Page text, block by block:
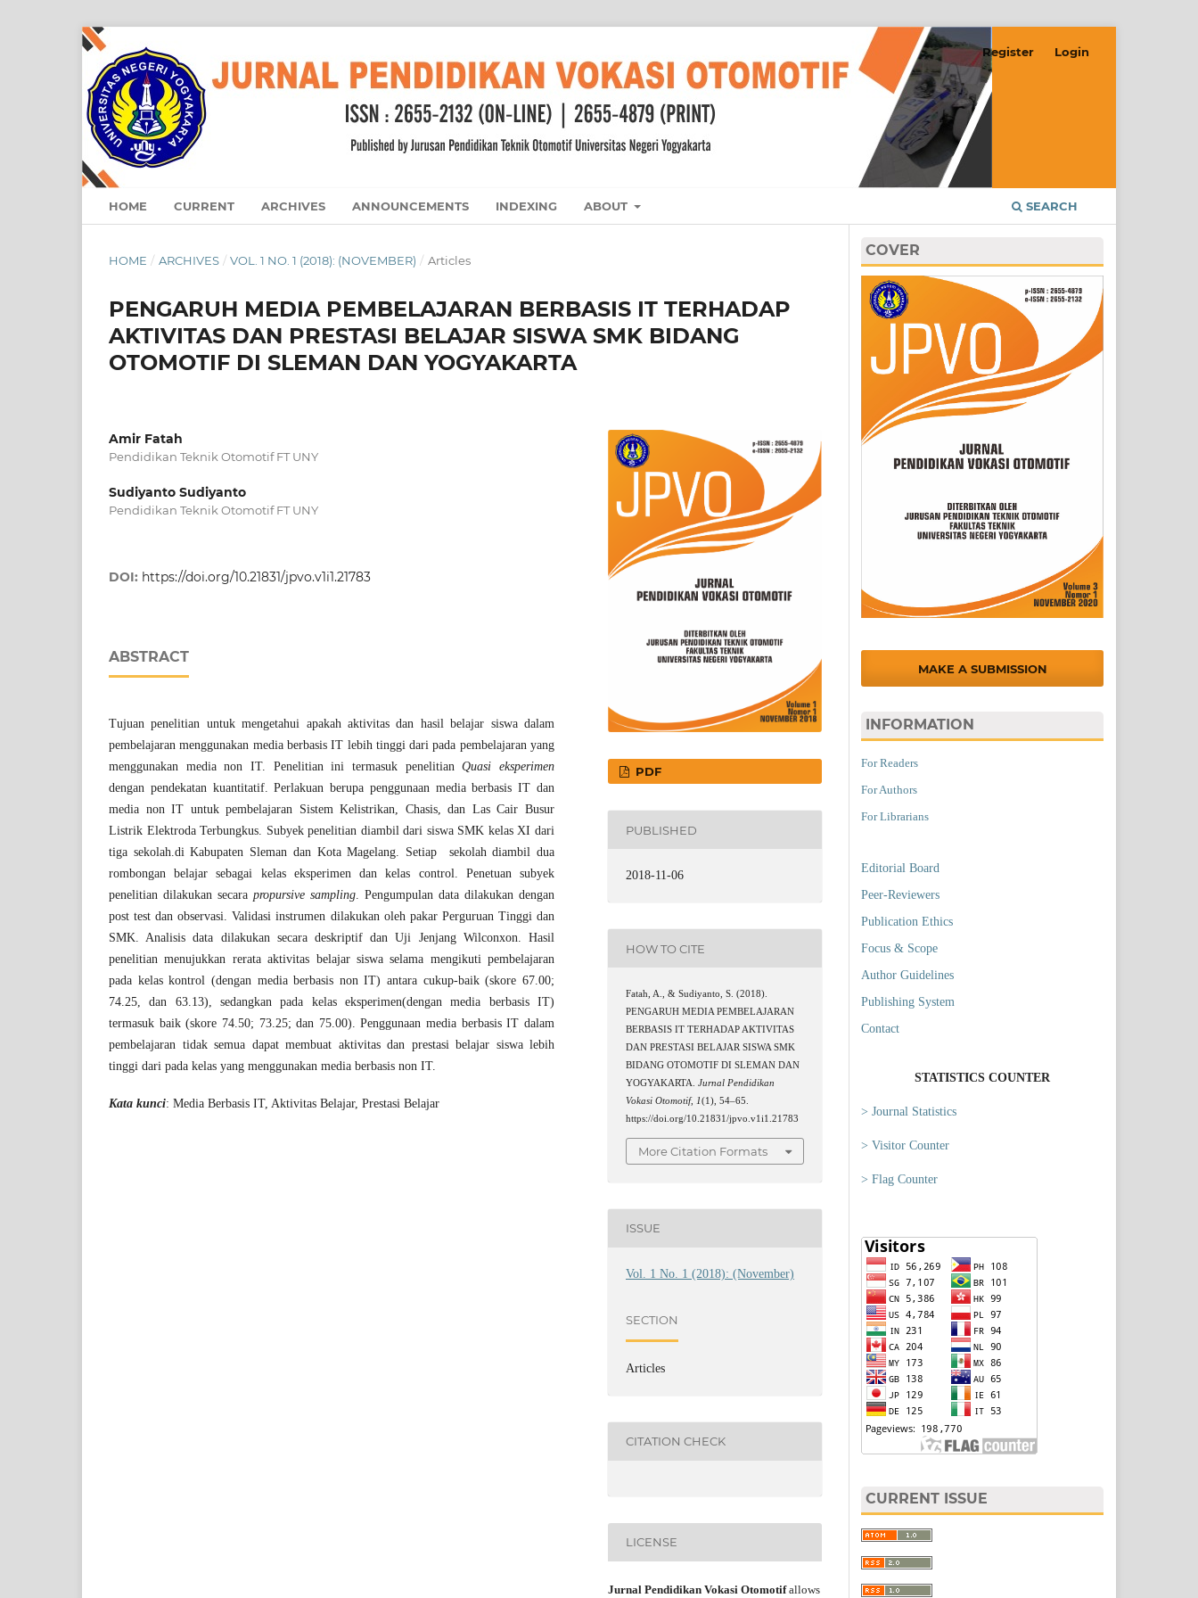
HOME CURRENT ARCHIVES ANNOUNCEMENTS INDEXING ABOUT SEARCH
Register Login
HOME / ARCHIVES / VOL. 1 NO. 1 (2018): (NOVEMBER) / Articles
PENGARUH MEDIA PEMBELAJARAN BERBASIS IT TERHADAP
AKTIVITAS DAN PRESTASI BELAJAR SISWA SMK BIDANG
OTOMOTIF DI SLEMAN DAN YOGYAKARTA
Amir Fatah
Pendidikan Teknik Otomotif FT UNY
Sudiyanto Sudiyanto
Pendidikan Teknik Otomotif FT UNY
DOI: https://doi.org/10.21831/jpvo.v1i1.21783
ABSTRACT
Tujuan penelitian untuk mengetahui apakah aktivitas dan hasil belajar siswa dalam
pembelajaran menggunakan media berbasis IT lebih tinggi dari pada pembelajaran yang
menggunakan media non IT. Penelitian ini termasuk penelitianQuasi eksperimen
dengan pendekatan kuantitatif. Perlakuan berupa penggunaan media berbasis IT dan
media non IT untuk pembelajaran Sistem Kelistrikan, Chasis, dan Las Cair Busur
Listrik Elektroda Terbungkus. Subyek penelitian diambil dari siswa SMK kelas XI dari
tiga sekolah.di Kabupaten Sleman dan Kota Magelang. Setiap sekolah diambil dua
rombongan belajar sebagai kelas eksperimen dan kelas control. Penetuan subyek
penelitian dilakukan secara propursive sampling. Pengumpulan data dilakukan dengan
post test dan observasi. Validasi instrumen dilakukan oleh pakar Perguruan Tinggi dan
SMK. Analisis data dilakukan secara deskriptif dan Uji Jenjang Wilconxon. Hasil
penelitian menujukkan rerata aktivitas belajar siswa selama mengikuti pembelajaran
pada kelas kontrol (dengan media berbasis non IT) antara cukup-baik (skore 67.00;
74.25, dan 63.13), sedangkan pada kelas eksperimen(dengan media berbasis IT)
termasuk baik (skore 74.50; 73.25; dan 75.00). Penggunaan media berbasis IT dalam
pembelajaran tidak semua dapat membuat aktivitas dan prestasi belajar siswa lebih
tinggi dari pada kelas yang menggunakan media berbasis non IT.
Kata kunci: Media Berbasis IT, Aktivitas Belajar, Prestasi Belajar
PDF
PUBLISHED
2018-11-06
HOW TO CITE
Fatah, A., & Sudiyanto, S. (2018).
PENGARUH MEDIA PEMBELAJARAN
BERBASIS IT TERHADAP AKTIVITAS
DAN PRESTASI BELAJAR SISWA SMK
BIDANG OTOMOTIF DI SLEMAN DAN
YOGYAKARTA.Jurnal Pendidikan
Vokasi Otomotif, 1(1), 54–65.
https://doi.org/10.21831/jpvo.v1i1.21783
More Citation Formats
ISSUE
Vol. 1 No. 1 (2018): (November)
SECTION
Articles
CITATION CHECK
LICENSE
Jurnal Pendidikan Vokasi Otomotifallows
COVER
MAKE A SUBMISSION
INFORMATION
For Readers
For Authors
For Librarians
Editorial Board
Peer-Reviewers
Publication Ethics
Focus & Scope
Author Guidelines
Publishing System
Contact
STATISTICS COUNTER
> Journal Statistics
> Visitor Counter
> Flag Counter
CURRENT ISSUE